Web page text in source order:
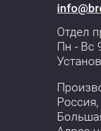
Отдел
Пн - Вс